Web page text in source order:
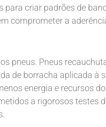
criar padrões de
comprometer a
pneus. Pneus
de borracha aplicada à
energia e recursos
a rigorosos testes